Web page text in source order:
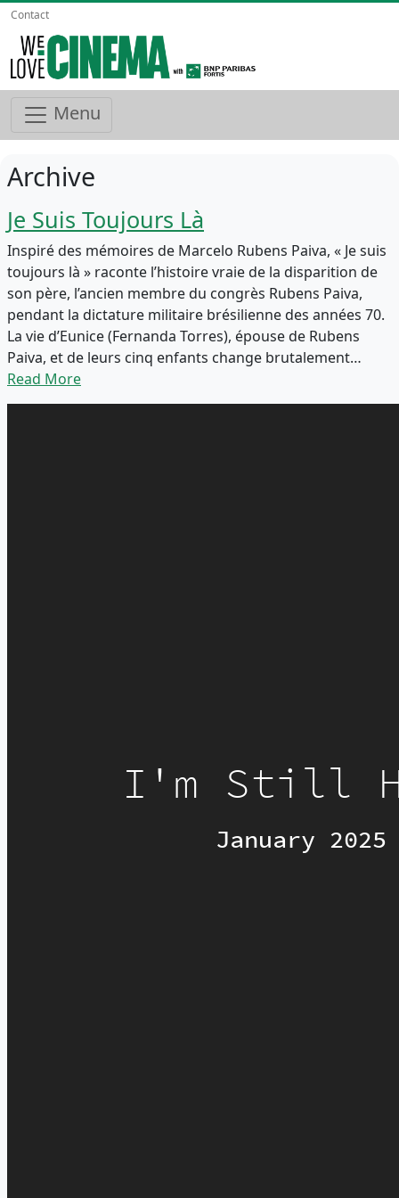
Contact
Menu
Archive
Je Suis Toujours Là
Inspiré des mémoires de Marcelo Rubens Paiva, « Je suis
toujours là » raconte l’histoire vraie de la disparition de
son père, l’ancien membre du congrès Rubens Paiva,
pendant la dictature militaire brésilienne des années 70.
La vie d’Eunice (Fernanda Torres), épouse de Rubens
Paiva, et de leurs cinq enfants change brutalement…
Read More